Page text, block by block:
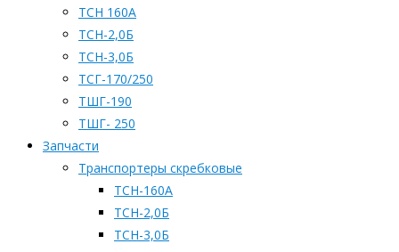
ТСН 160А
ТСН-2,0Б
ТСН-3,0Б
ТСГ-170/250
ТШГ-190
ТШГ- 250
Запчасти
Транспортеры скребковые
ТСН-160А
ТСН-2,0Б
ТСН-3,0Б